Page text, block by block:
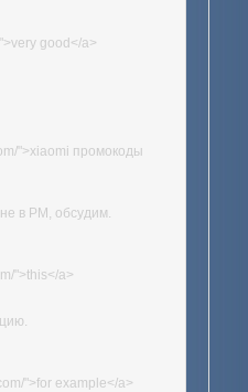
good</a>
">xiaomi промокоды
в PM, обсудим.
">this</a>
">for example</a>